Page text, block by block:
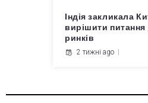
Індія закликала
вирішити питання
ринків
2 тижні ago